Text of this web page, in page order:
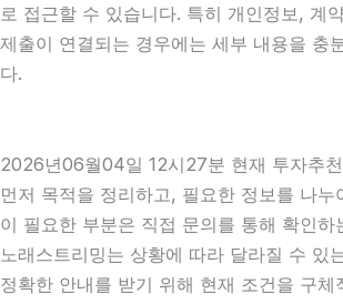
로 접근할 수 있습니다. 특히 개인정보, 계
제출이 연결되는 경우에는 세부 내용을 충
다.
2026년06월04일 12시27분 현재 투자추
먼저 목적을 정리하고, 필요한 정보를 나
이 필요한 부분은 직접 문의를 통해 확인하
노래스트리밍는 상황에 따라 달라질 수 있
정확한 안내를 받기 위해 현재 조건을 구체